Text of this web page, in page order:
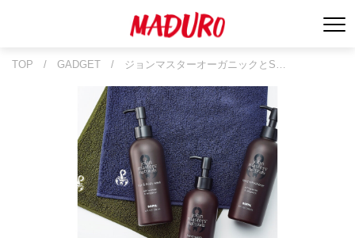
TOP / GADGET / ジョンマスターオーガニックとS…